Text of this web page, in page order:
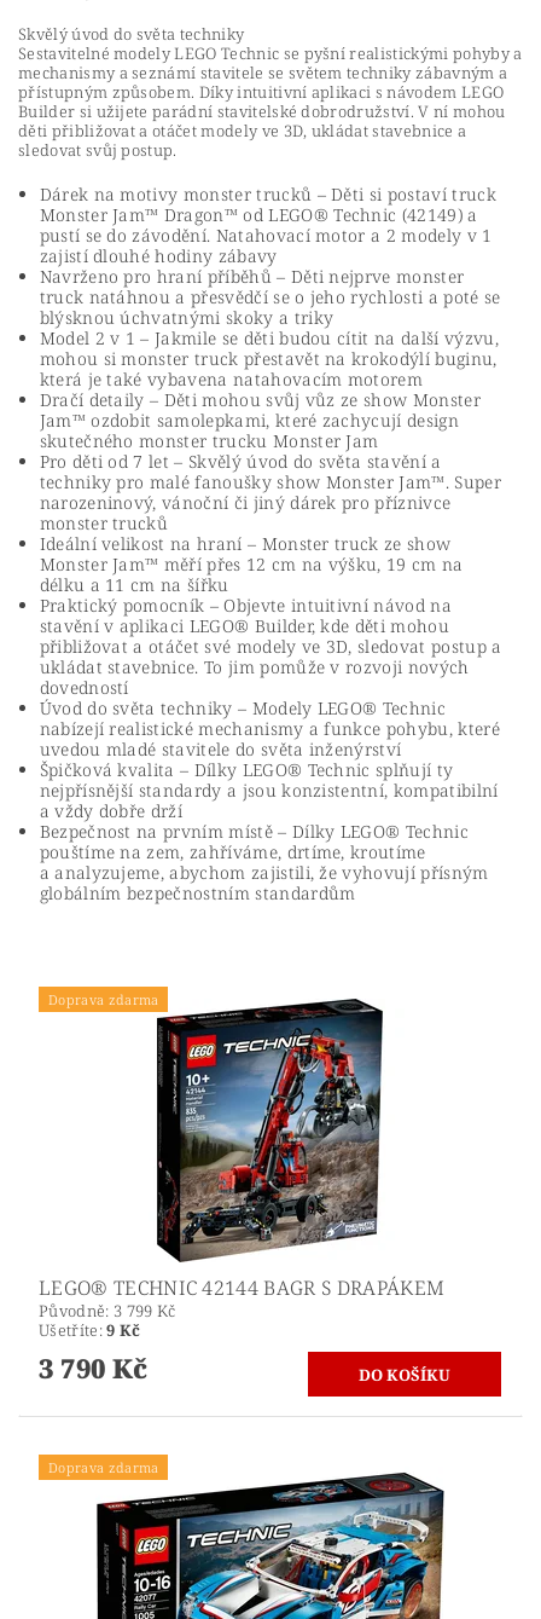
Skvělý úvod do světa techniky
Sestavitelné modely LEGO Technic se pyšní realistickými pohyby a
mechanismy a seznámí stavitele se světem techniky zábavným a
přístupným způsobem. Díky intuitivní aplikaci s návodem LEGO
Builder si užijete parádní stavitelské dobrodružství. V ní mohou
děti přibližovat a otáčet modely ve 3D, ukládat stavebnice a
sledovat svůj postup.
Dárek na motivy monster trucků – Děti si postaví truck
Monster Jam™ Dragon™ od LEGO® Technic (42149) a
pustí se do závodění. Natahovací motor a 2 modely v 1
zajistí dlouhé hodiny zábavy
Navrženo pro hraní příběhů – Děti nejprve monster
truck natáhnou a přesvědčí se o jeho rychlosti a poté se
blýsknou úchvatnými skoky a triky
Model 2 v 1 – Jakmile se děti budou cítit na další výzvu,
mohou si monster truck přestavět na krokodýlí buginu,
která je také vybavena natahovacím motorem
Dračí detaily – Děti mohou svůj vůz ze show Monster
Jam™ ozdobit samolepkami, které zachycují design
skutečného monster trucku Monster Jam
Pro děti od 7 let – Skvělý úvod do světa stavění a
techniky pro malé fanoušky show Monster Jam™. Super
narozeninový, vánoční či jiný dárek pro příznivce
monster trucků
Ideální velikost na hraní – Monster truck ze show
Monster Jam™ měří přes 12 cm na výšku, 19 cm na
délku a 11 cm na šířku
Praktický pomocník – Objevte intuitivní návod na
stavění v aplikaci LEGO® Builder, kde děti mohou
přibližovat a otáčet své modely ve 3D, sledovat postup a
ukládat stavebnice. To jim pomůže v rozvoji nových
dovedností
Úvod do světa techniky – Modely LEGO® Technic
nabízejí realistické mechanismy a funkce pohybu, které
uvedou mladé stavitele do světa inženýrství
Špičková kvalita – Dílky LEGO® Technic splňují ty
nejpřísnější standardy a jsou konzistentní, kompatibilní
a vždy dobře drží
Bezpečnost na prvním místě – Dílky LEGO® Technic
pouštíme na zem, zahříváme, drtíme, kroutíme
a analyzujeme, abychom zajistili, že vyhovují přísným
globálním bezpečnostním standardům
Doprava zdarma
LEGO® TECHNIC 42144 BAGR S DRAPÁKEM
Původně: 3 799 Kč
Ušetříte:9 Kč
3 790 Kč
Doprava zdarma